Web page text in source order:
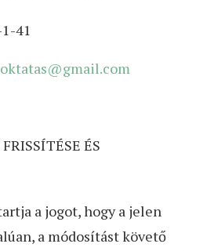
41
ÉS
a jogot, hogy a jelen
a módosítást követő